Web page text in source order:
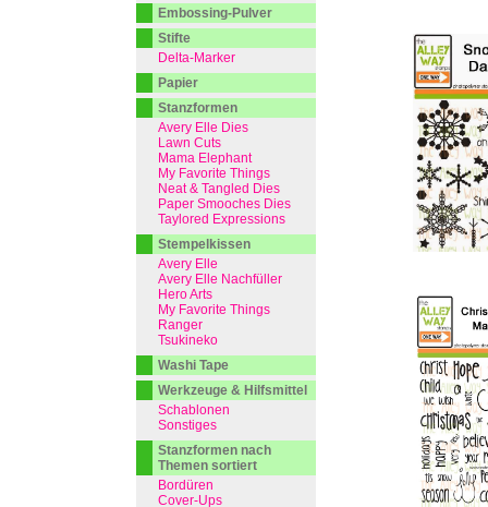
Embossing-Pulver
Stifte
Delta-Marker
Papier
Stanzformen
Avery Elle Dies
Lawn Cuts
Mama Elephant
My Favorite Things
Neat & Tangled Dies
Paper Smooches Dies
Taylored Expressions
Stempelkissen
Avery Elle
Avery Elle Nachfüller
Hero Arts
My Favorite Things
Ranger
Tsukineko
Washi Tape
Werkzeuge & Hilfsmittel
Schablonen
Sonstiges
Stanzformen nach
Themen sortiert
Bordüren
Cover-Ups